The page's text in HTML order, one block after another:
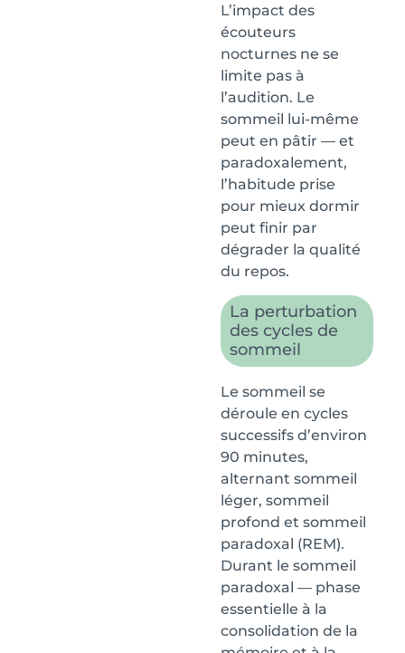
L’impact des
écouteurs
nocturnes ne se
limite pas à
l’audition. Le
sommeil lui-même
peut en pâtir — et
paradoxalement,
l’habitude prise
pour mieux dormir
peut finir par
dégrader la qualité
du repos.
La perturbation
des cycles de
sommeil
Le sommeil se
déroule en cycles
successifs d’environ
90 minutes,
alternant sommeil
léger, sommeil
profond et sommeil
paradoxal (REM).
Durant le sommeil
paradoxal — phase
essentielle à la
consolidation de la